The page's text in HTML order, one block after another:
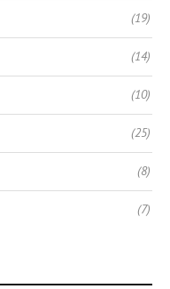
(19)
(14)
(10)
(25)
(8)
(7)